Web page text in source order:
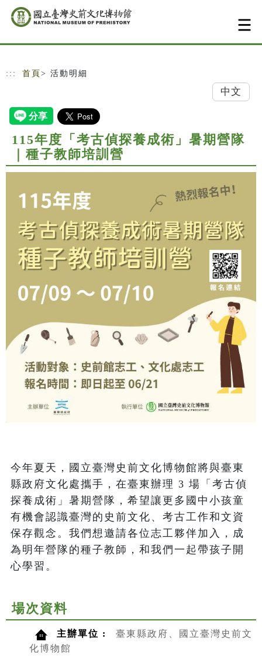
跳到主要內容
網站導覽
::: 首頁 > 活動明細
中文
115年度「考古偵探養成術」暑期營隊
｜種子教師培訓營
今年夏天，國立臺灣史前文化博物館將與臺東
縣政府文化處攜手，在臺東辦理 3 場「考古偵
探養成術」暑期營隊，希望讓更多國中小孩童
有機會認識臺灣的史前文化、考古工作和文資
保存觀念。我們想邀請各位志工夥伴加入，成
為明年營隊的種子教師，和我們一起帶孩子開
心學習。
場次資料
主辦單位 :
臺東縣政府、國立臺灣史前文
化博物館